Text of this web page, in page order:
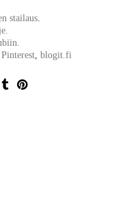
stailaus.
Pinterest, blogit.fi